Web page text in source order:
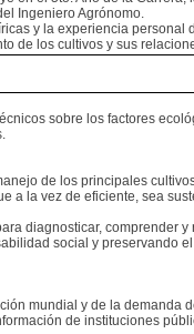
Ingeniero Agrónomo.
y la experiencia
de los cultivos y sus
sobre los factores
de los principales
a la vez de eficiente, sea
diagnosticar,
social y preservando
mundial y de la
de instituciones